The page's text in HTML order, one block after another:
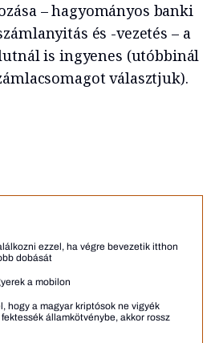
– hagyományos banki
és -vezetés – a
is ingyenes (utóbbinál
választjuk).
ezzel, ha végre bevezetik itthon
dobását
a mobilon
hogy a magyar kriptósok ne vigyék
államkötvénybe, akkor rossz